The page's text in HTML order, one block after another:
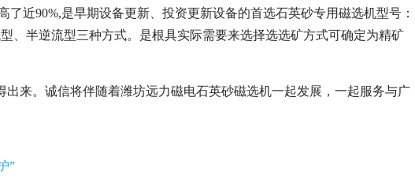
近90%,是早期设备更新、投资更新设备的首选石英砂专用磁选机型号：
、半逆流型三种方式。是根具实际需要来选择选选矿方式可确定为精矿
来。诚信将伴随着潍坊远力磁电石英砂磁选机一起发展，一起服务与广
”